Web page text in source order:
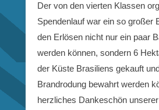
Der von den vierten Klassen
Spendenlauf war ein so großer
den Erlösen nicht nur ein paar
werden können, sondern 6
der Küste Brasiliens gekauft
Brandrodung bewahrt werden
herzliches Dankeschön